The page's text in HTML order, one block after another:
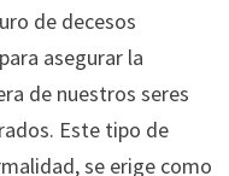
de decesos
asegurar la
de nuestros seres
Este tipo de
se erige como